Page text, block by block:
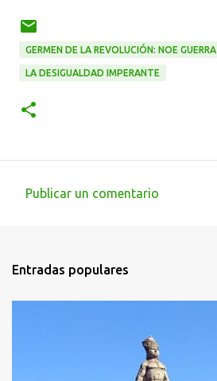
GERMEN DE LA REVOLUCIÓN: NOE GUERRA
LA DESIGUALDAD IMPERANTE
e
n
Publicar un comentario
Entradas populares